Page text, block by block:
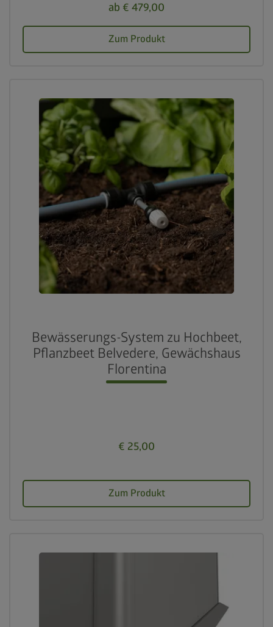
ab € 479,00
Zum Produkt
Bewässerungs-System zu Hochbeet,
Pflanzbeet Belvedere, Gewächshaus
Florentina
€ 25,00
Zum Produkt